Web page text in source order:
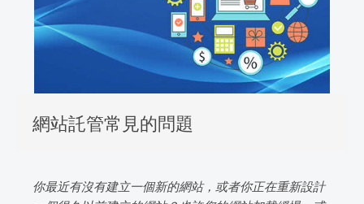
網站託管常見的問題
你最近有沒有建立一個新的網站，或者你正在重新設計